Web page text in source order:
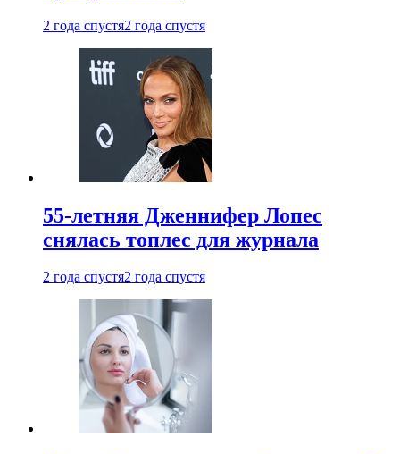
2 года спустя2 года спустя
55-летняя Дженнифер Лопес
снялась топлес для журнала
2 года спустя2 года спустя